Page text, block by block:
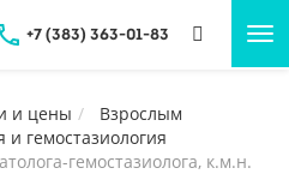
+7 (383) 363-01-83
и цены
Взрослым
и гемостазиология
гемостазиолога, к.м.н.